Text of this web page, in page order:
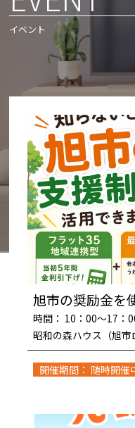
イベント
旭市の奨励金を
時間： 10：00～17：
昭和の森ハウス（旭市
開催期間： 随時開催